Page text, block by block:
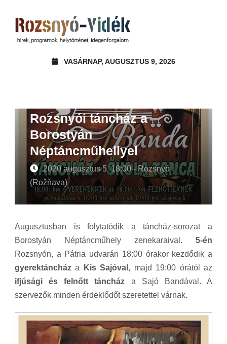
VASÁRNAP, AUGUSZTUS 9, 2026
Rozsnyói táncház a
Borostyán
Néptáncműhellyel
2020 augusztus 5. 18:00 - Rozsnyó
(Rožňava)
Augusztusban is folytatódik a táncház-sorozat a
Borostyán Néptáncműhely zenekaraival. 5-én
Rozsnyón, a Pátria udvarán 18:00 órakor kezdődik a
gyerektáncház a Kis Sajóval , majd 19:00 órától az
ifjúsági és felnőtt táncház a Sajó Bandával. A
szervezők minden érdeklődőt szeretettel várnak.